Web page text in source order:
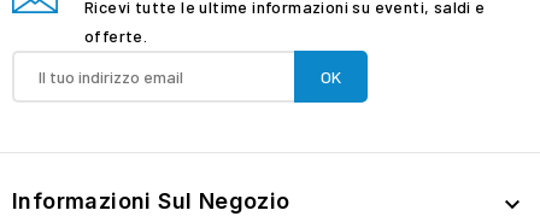
Ricevi tutte le ultime informazioni su eventi, saldi e
offerte.
Informazioni Sul Negozio 